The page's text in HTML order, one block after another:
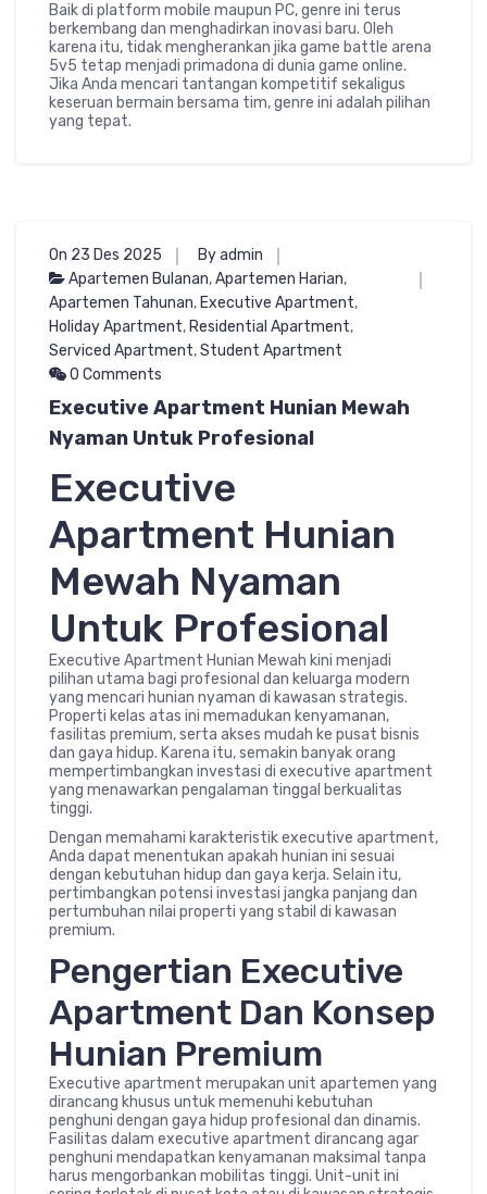
Baik di platform mobile maupun PC, genre ini terus
berkembang dan menghadirkan inovasi baru. Oleh
karena itu, tidak mengherankan jika game battle arena
5v5 tetap menjadi primadona di dunia game online.
Jika Anda mencari tantangan kompetitif sekaligus
keseruan bermain bersama tim, genre ini adalah pilihan
yang tepat.
On 23 Des 2025
By admin
Apartemen Bulanan,Apartemen Harian,
Apartemen Tahunan, Executive Apartment,
Holiday Apartment, Residential Apartment,
Serviced Apartment,Student Apartment
0 Comments
Executive Apartment Hunian Mewah
Nyaman Untuk Profesional
Executive
Apartment Hunian
Mewah Nyaman
Untuk Profesional
Executive Apartment Hunian Mewah kini menjadi
pilihan utama bagi profesional dan keluarga modern
yang mencari hunian nyaman di kawasan strategis.
Properti kelas atas ini memadukan kenyamanan,
fasilitas premium, serta akses mudah ke pusat bisnis
dan gaya hidup. Karena itu, semakin banyak orang
mempertimbangkan investasi di executive apartment
yang menawarkan pengalaman tinggal berkualitas
tinggi.
Dengan memahami karakteristik executive apartment,
Anda dapat menentukan apakah hunian ini sesuai
dengan kebutuhan hidup dan gaya kerja. Selain itu,
pertimbangkan potensi investasi jangka panjang dan
pertumbuhan nilai properti yang stabil di kawasan
premium.
Pengertian Executive
Apartment Dan Konsep
Hunian Premium
Executive apartment merupakan unit apartemen yang
dirancang khusus untuk memenuhi kebutuhan
penghuni dengan gaya hidup profesional dan dinamis.
Fasilitas dalam executive apartment dirancang agar
penghuni mendapatkan kenyamanan maksimal tanpa
harus mengorbankan mobilitas tinggi. Unit-unit ini